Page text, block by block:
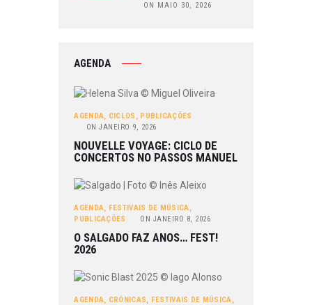
ON MAIO 30, 2026
AGENDA
AGENDA, CICLOS , PUBLICAÇÕES
ON JANEIRO 9, 2026
NOUVELLE VOYAGE: CICLO DE
CONCERTOS NO PASSOS MANUEL
AGENDA, FESTIVAIS DE MÚSICA,
PUBLICAÇÕES
ON JANEIRO 8, 2026
O SALGADO FAZ ANOS… FEST!
2026
AGENDA, CRÓNICAS, FESTIVAIS DE MÚSICA,